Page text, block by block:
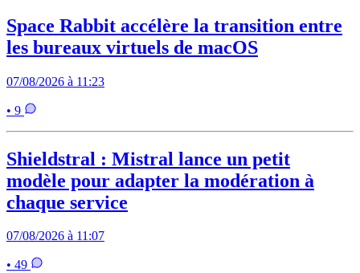
Space Rabbit accélère la transition entre
les bureaux virtuels de macOS
07/08/2026 à 11:23
• 9
Shieldstral : Mistral lance un petit
modèle pour adapter la modération à
chaque service
07/08/2026 à 11:07
• 49